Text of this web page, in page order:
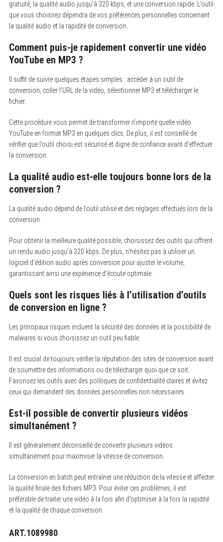
gratuité, la qualité audio jusqu’à 320 kbps, et une conversion rapide. L’outil
que vous choisirez dépendra de vos préférences personnelles concernant
la qualité audio et la rapidité de conversion.
Comment puis-je rapidement convertir une vidéo
YouTube en MP3 ?
Il suffit de suivre quelques étapes simples : accéder à un outil de
conversion, coller l’URL de la vidéo, sélectionner MP3 et télécharger le
fichier.
Cette procédure vous permet de transformer n’importe quelle vidéo
YouTube en format MP3 en quelques clics. De plus, il est conseillé de
vérifier que l’outil choisi est sécurisé et digne de confiance avant d’effectuer
la conversion.
La qualité audio est-elle toujours bonne lors de la
conversion ?
La qualité audio dépend de l’outil utilisé et des réglages effectués lors de la
conversion.
Pour obtenir la meilleure qualité possible, choisissez des outils qui offrent
un rendu audio jusqu’à 320 kbps. De plus, n’hésitez pas à utiliser un
logiciel d’édition audio après conversion pour ajuster le volume,
garantissant ainsi une expérience d’écoute optimale.
Quels sont les risques liés à l’utilisation d’outils
de conversion en ligne ?
Les principaux risques incluent la sécurité des données et la possibilité de
malwares si vous choisissez un outil peu fiable.
Il est crucial de toujours vérifier la réputation des sites de conversion avant
de soumettre des informations ou de télécharger quoi que ce soit.
Favorisez les outils avec des politiques de confidentialité claires et évitez
ceux qui demandent des données personnelles non nécessaires.
Est-il possible de convertir plusieurs vidéos
simultanément ?
Il est généralement déconseillé de convertir plusieurs vidéos
simultanément pour maximiser la vitesse de conversion.
La conversion en batch peut entraîner une réduction de la vitesse et affecter
la qualité finale des fichiers MP3. Pour éviter ces problèmes, il est
préférable de traiter une vidéo à la fois afin d’optimiser à la fois la rapidité
et la qualité de chaque conversion.
ART.1089980